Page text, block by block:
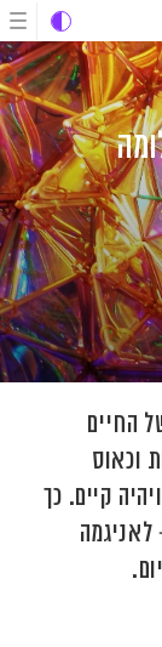
החיים
וכאוס
קיים. כך